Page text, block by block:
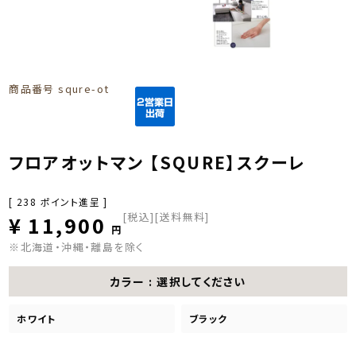
商品番号 squre-ot
フロアオットマン 【SQURE】スクーレ
[ 238 ポイント進呈 ]
¥ 11,900 税込 [送料無料]
※北海道・沖縄・離島を除く
カラー 選択してください
ホワイト ブラック